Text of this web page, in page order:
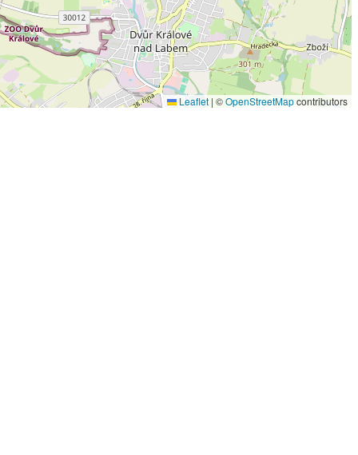
Leaflet | ©OpenStreetMapcontributors